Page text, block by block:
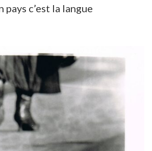
pays c’est la langue